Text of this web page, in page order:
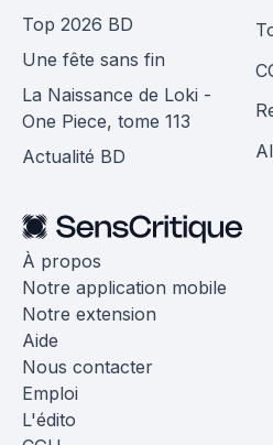
Top 2026 BD
Une fête sans fin
La Naissance de Loki -
One Piece, tome 113
Actualité BD
À propos
Notre application mobile
Notre extension
Aide
Nous contacter
Emploi
L'édito